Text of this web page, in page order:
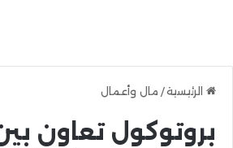
الرئيسية/ مال وأعمال
بروتوكول تعاون